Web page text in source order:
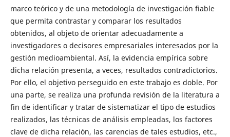
marco teórico y de una metodología de investigación fiable
que permita contrastar y comparar los resultados
obtenidos, al objeto de orientar adecuadamente a
investigadores o decisores empresariales interesados por la
gestión medioambiental. Así, la evidencia empírica sobre
dicha relación presenta, a veces, resultados contradictorios.
Por ello, el objetivo perseguido en este trabajo es doble. Por
una parte, se realiza una profunda revisión de la literatura a
fin de identificar y tratar de sistematizar el tipo de estudios
realizados, las técnicas de análisis empleadas, los factores
clave de dicha relación, las carencias de tales estudios, etc.,